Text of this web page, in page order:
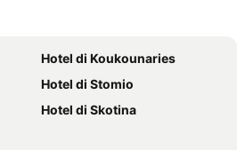
Mikro
Lake Strofilia Wetland
Hotel di Koukounaries
Hotel di Stomio
Hotel di Skotina